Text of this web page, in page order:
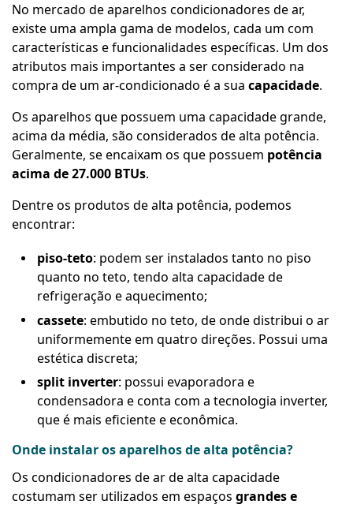
No mercado de aparelhos condicionadores de ar,
existe uma ampla gama de modelos, cada um com
características e funcionalidades específicas. Um dos
atributos mais importantes a ser considerado na
compra de um ar-condicionado é a sua capacidade.
Os aparelhos que possuem uma capacidade grande,
acima da média, são considerados de alta potência.
Geralmente, se encaixam os que possuem potência
acima de 27.000 BTUs.
Dentre os produtos de alta potência, podemos
encontrar:
piso-teto: podem ser instalados tanto no piso
quanto no teto, tendo alta capacidade de
refrigeração e aquecimento;
cassete: embutido no teto, de onde distribui o ar
uniformemente em quatro direções. Possui uma
estética discreta;
split inverter: possui evaporadora e
condensadora e conta com a tecnologia inverter,
que é mais eficiente e econômica.
Onde instalar os aparelhos de alta potência?
Os condicionadores de ar de alta capacidade
costumam ser utilizados em espaços grandes e